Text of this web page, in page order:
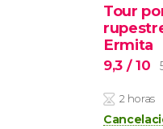
Tour
Ermita
9,3 / 10
2 horas